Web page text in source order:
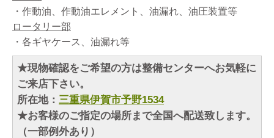
・作動油、作動油エレメント、油漏れ、油圧装置等
ロータリー部
・各ギヤケース、油漏れ等
★現物確認をご希望の方は整備センターへお気軽に
ご来店下さい。
所在地： 三重県伊賀市予野1534
★お客様のご指定の場所まで全国へ配送致します。
（一部例外あり）